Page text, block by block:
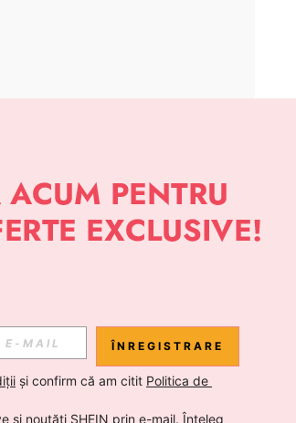
DE LA SHEIN
Abonare
ÎNREGISTRARE
și confirm că am citit Politica de
și noutăți SHEIN prin e-mail. Înțeleg